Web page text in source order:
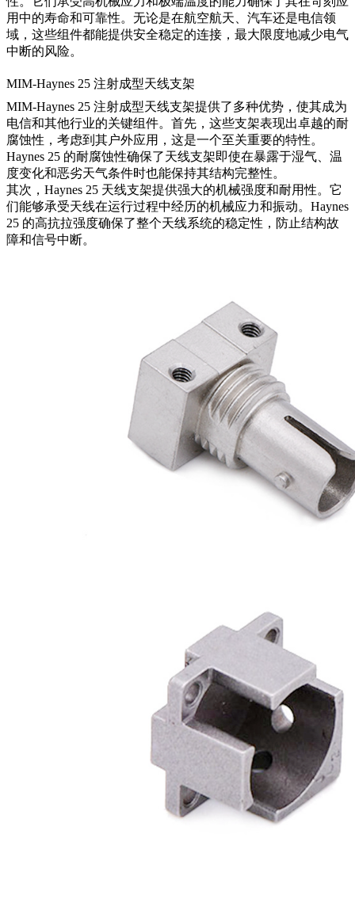
用中的寿命和可靠性。无论是在航空航天、汽车还是电信领
域，这些组件都能提供安全稳定的连接，最大限度地减少电气
中断的风险。
MIM-Haynes 25 注射成型天线支架
MIM-Haynes 25 注射成型天线支架提供了多种优势，使其成为
电信和其他行业的关键组件。首先，这些支架表现出卓越的耐
腐蚀性，考虑到其户外应用，这是一个至关重要的特性。
Haynes 25 的耐腐蚀性确保了天线支架即使在暴露于湿气、温
度变化和恶劣天气条件时也能保持其结构完整性。
其次，Haynes 25 天线支架提供强大的机械强度和耐用性。它
们能够承受天线在运行过程中经历的机械应力和振动。Haynes
25 的高抗拉强度确保了整个天线系统的稳定性，防止结构故
障和信号中断。